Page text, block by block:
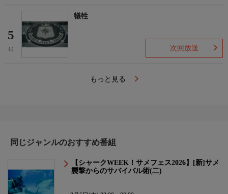
5
(-)
犠牲
次回放送
もっと見る
同じジャンルのおすすめ番組
【シャークWEEK！サメフェス2026】[新]サメ
襲撃からのサバイバル術(二)